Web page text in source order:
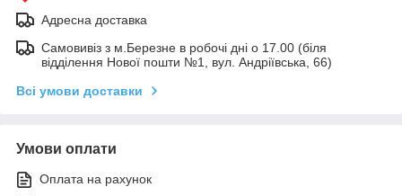
Адресна доставка
Самовивіз з м.Березне в робочі дні о 17.00 (біля
відділення Нової пошти №1, вул. Андріївська, 66)
Всі умови доставки
Умови оплати
Оплата на рахунок